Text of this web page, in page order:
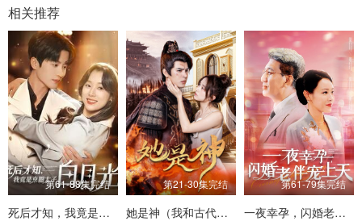
相关推荐
第61-88集完结
死后才知，我竟是京圈太子白月光
第21-30集完结
她是神（我和古代将军网恋了）
第61-79集完结
一夜幸孕，闪婚老伴宠上天